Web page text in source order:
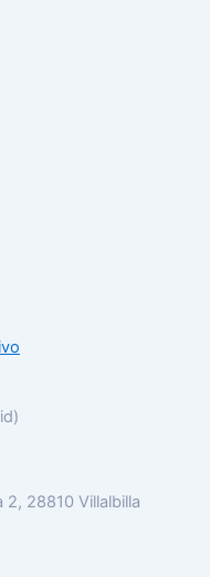
2, 28810 Villalbilla